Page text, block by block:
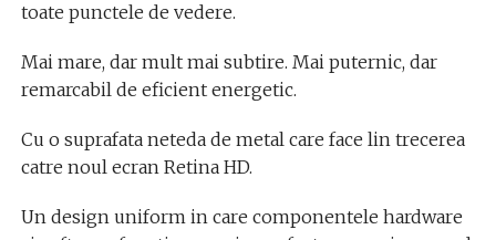
toate punctele de vedere.
Mai mare, dar mult mai subtire. Mai puternic, dar
remarcabil de eficient energetic.
Cu o suprafata neteda de metal care face lin trecerea
catre noul ecran Retina HD.
Un design uniform in care componentele hardware